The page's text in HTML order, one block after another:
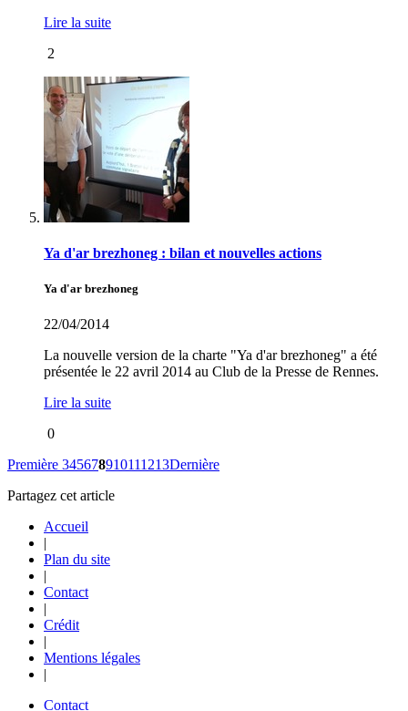
Lire la suite
2
Ya d'ar brezhoneg : bilan et nouvelles actions
Ya d'ar brezhoneg
22/04/2014
La nouvelle version de la charte "Ya d'ar brezhoneg" a été
présentée le 22 avril 2014 au Club de la Presse de Rennes.
Lire la suite
0
Première 345678910111213Dernière
Partagez cet article
Accueil
|
Plan du site
|
Contact
|
Crédit
|
Mentions légales
|
Contact